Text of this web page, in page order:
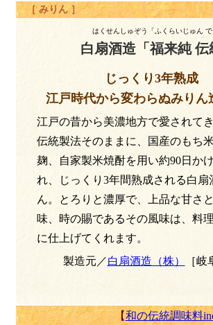
［ みりん ］
はくせんしゅぞう「ふくらいじゅん
白扇酒造「福来純
じっくり3年熟成
江戸時代から変わらぬみりん
江戸の昔から美濃地方で愛されて
伝統製法そのままに、国産のもち
麹、自家製米焼酎を用い約90日か
れ、じっくり3年間熟成される白扇
ん。とろりと濃厚で、上品な甘さ
味、時の賜であるその風味は、料
に仕上げてくれます。
製造元／白扇酒造（株） ［岐
【和の伝統調味料